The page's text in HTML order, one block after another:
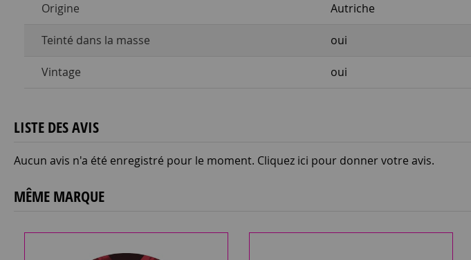
Origine Autriche
Teinté dans la masse oui
Vintage oui
LISTE DES AVIS
Aucun avis n'a été enregistré pour le moment. Cliquez ici pour donner votre avis.
MÊME MARQUE